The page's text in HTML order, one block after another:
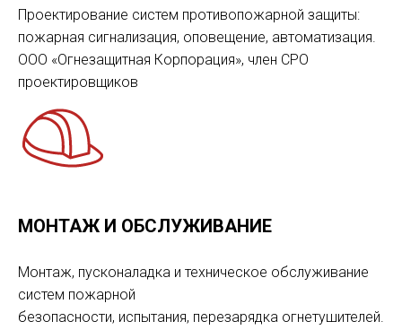
Проектирование систем противопожарной защиты:
пожарная сигнализация, оповещение, автоматизация.
ООО «Огнезащитная Корпорация», член СРО
проектировщиков
МОНТАЖ И ОБСЛУЖИВАНИЕ
Монтаж, пусконаладка и техническое обслуживание
систем пожарной
безопасности, испытания, перезарядка огнетушителей.